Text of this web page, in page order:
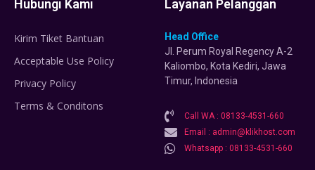
Hubungi Kami
Kirim Tiket Bantuan
Acceptable Use Policy
Privacy Policy
Terms & Conditons
Layanan Pelanggan
Head Office
Jl. Perum Royal Regency A-2
Kaliombo, Kota Kediri, Jawa
Timur, Indonesia
Call WA : 08133-4531-660
Email : admin@klikhost.com
Whatsapp : 08133-4531-660